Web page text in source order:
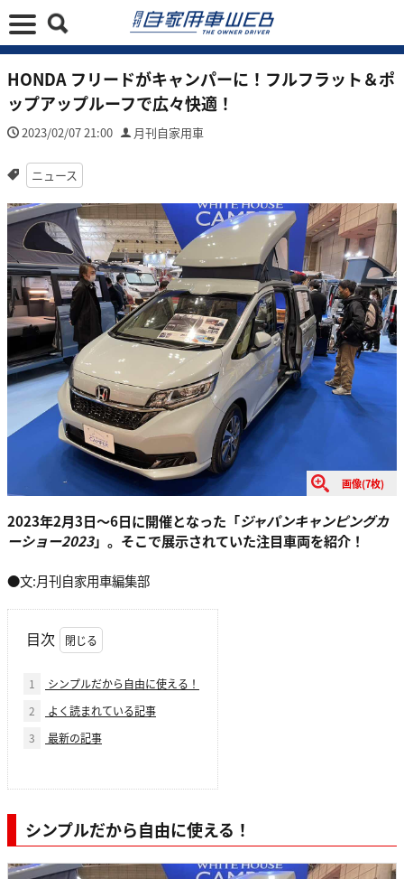
HONDA フリードがキャンパーに！フルフラット＆ポ
ップアップルーフで広々快適！
2023/02/07 21:00 月刊自家用車
ニュース
画像(7枚)
2023年2月3日〜6日に開催となった「ジャパンキャンピングカ
ーショー2023」。そこで展示されていた注目車両を紹介！
●文:月刊自家用車編集部
目次
1
シンプルだから自由に使える！
2
よく読まれている記事
3
最新の記事
シンプルだから自由に使える！